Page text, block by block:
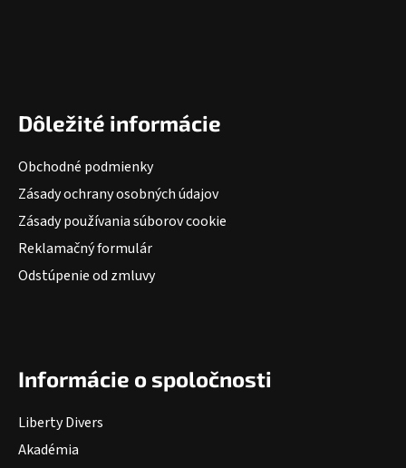
Dôležité informácie
Obchodné podmienky
Zásady ochrany osobných údajov
Zásady používania súborov cookie
Reklamačný formulár
Odstúpenie od zmluvy
Informácie o spoločnosti
Liberty Divers
Akadémia